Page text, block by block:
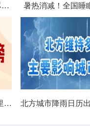
台风数字画像：马拉松台风“白海豚”将影响十余省份 暑热消减！全国睡
数据看今年7月哪里热到破纪录 哪里暑热连轴转